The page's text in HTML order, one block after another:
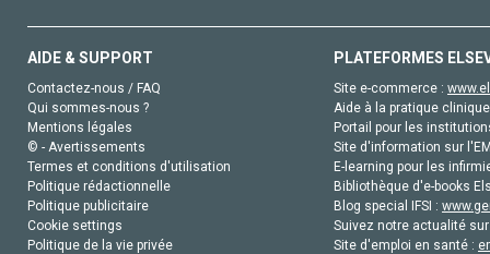
AIDE & SUPPORT
Contactez-nous / FAQ
Qui sommes-nous ?
Mentions légales
© - Avertissements
Termes et conditions d'utilisation
Politique rédactionnelle
Politique publicitaire
Cookie settings
Politique de la vie privée
PLATEFORMES
Site e-commerce :
Aide à la pratique
Portail pour les
Site d'information sur
E-learning pour les
Bibliothèque d'e-books
Blog special IFSI :
Suivez notre actualité
Site d'emploi en santé :